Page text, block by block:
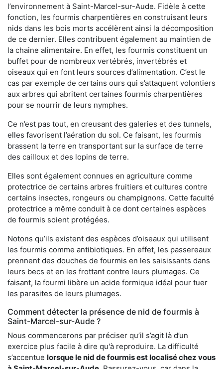
l’environnement à Saint-Marcel-sur-Aude. Fidèle à cette
fonction, les fourmis charpentières en construisant leurs
nids dans les bois morts accélèrent ainsi la décomposition
de ce dernier. Elles contribuent également au maintien de
la chaine alimentaire. En effet, les fourmis constituent un
buffet pour de nombreux vertébrés, invertébrés et
oiseaux qui en font leurs sources d’alimentation. C’est le
cas par exemple de certains ours qui s’attaquent volontiers
aux arbres qui abritent certaines fourmis charpentières
pour se nourrir de leurs nymphes.
Ce n’est pas tout, en creusant des galeries et des tunnels,
elles favorisent l’aération du sol. Ce faisant, les fourmis
brassent la terre en transportant sur la surface de terre
des cailloux et des lopins de terre.
Elles sont également connues en agriculture comme
protectrice de certains arbres fruitiers et cultures contre
certains insectes, rongeurs ou champignons. Cette faculté
protectrice a même conduit à ce dont certaines espèces
de fourmis soient protégées.
Notons qu’ils existent des espèces d’oiseaux qui utilisent
les fourmis comme antibiotiques. En effet, les passereaux
prennent des douches de fourmis en les saisissants dans
leurs becs et en les frottant contre leurs plumages. Ce
faisant, la fourmi libère un acide formique idéal pour tuer
les parasites de leurs plumages.
Comment détecter la présence de nid de fourmis à
Saint-Marcel-sur-Aude ?
Nous commencerons par préciser qu’il s’agit là d’un
exercice plus facile à dire qu'à reproduire. La difficulté
s’accentue lorsque le nid de fourmis est localisé chez vous